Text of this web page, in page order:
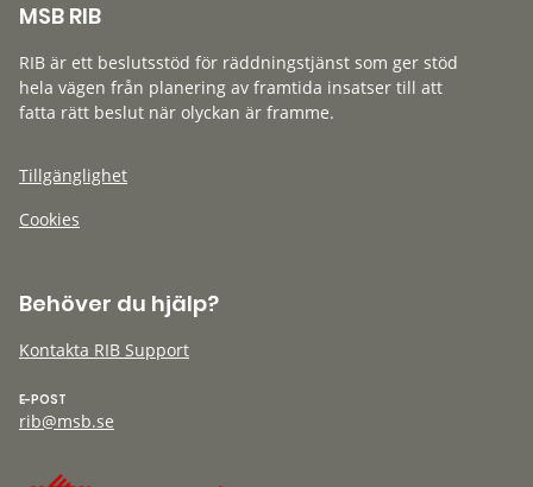
MSB RIB
RIB är ett beslutsstöd för räddningstjänst som ger stöd
hela vägen från planering av framtida insatser till att
fatta rätt beslut när olyckan är framme.
Tillgänglighet
Cookies
Behöver du hjälp?
Kontakta RIB Support
E-POST
rib@msb.se